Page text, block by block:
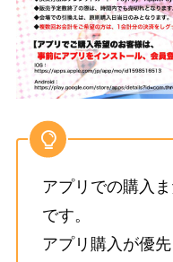
アプリでの購入
です。
アプリ購入が優先